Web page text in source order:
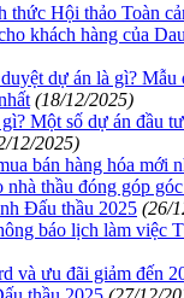
thức Hội thảo Toàn
khách hàng của
dự án là gì? Mẫu
(18/12/2025)
Một số dự án đầu
12/2025)
bán hàng hóa mới
thầu đóng góp
Đấu thầu 2025 (26/
báo lịch làm việc
và ưu đãi giảm đến